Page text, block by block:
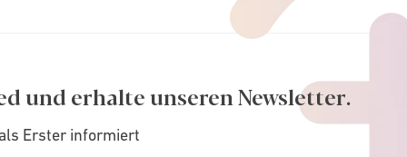
und erhalte unseren Newsletter.
Erster informiert